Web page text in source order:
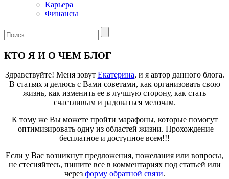
Карьера
Финансы
КТО Я И О ЧЕМ БЛОГ
Здравствуйте! Меня зовут Екатерина, и я автор данного блога.
В статьях я делюсь с Вами советами, как организовать свою
жизнь, как изменить ее в лучшую сторону, как стать
счастливым и радоваться мелочам.
К тому же Вы можете пройти марафоны, которые помогут
оптимизировать одну из областей жизни. Прохождение
бесплатное и доступное всем!!!
Если у Вас возникнут предложения, пожелания или вопросы,
не стесняйтесь, пишите все в комментариях под статьей или
через форму обратной связи.